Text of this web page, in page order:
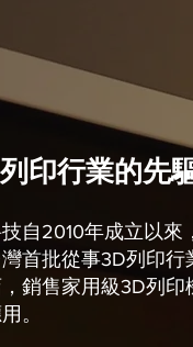
印行業的先
自2010年成立以
首批從事3D列印
銷售家用級3D列
。